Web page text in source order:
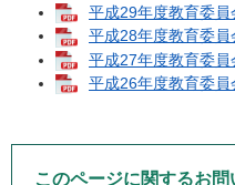
平成29年度教育委員
平成28年度教育委員
平成27年度教育委員
平成26年度教育委員
このページに関するお